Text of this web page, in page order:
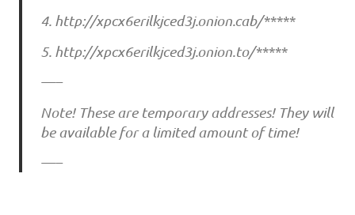
4. http://xpcx6erilkjced3j.onion.cab/*****
5. http://xpcx6erilkjced3j.onion.to/*****
—–
Note! These are temporary addresses! They will
be available for a limited amount of time!
—–